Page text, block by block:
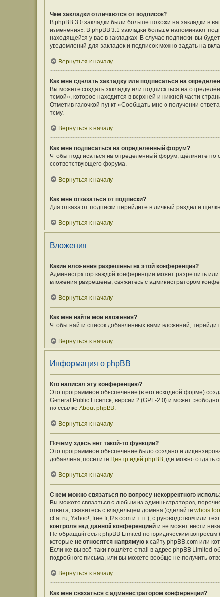
Чем закладки отличаются от подписок?
В phpBB 3.0 закладки были больше похожи на закладки в
изменениях. В phpBB 3.1 закладки больше напоминают
находящейся у вас в закладках. В случае подписки, вы
уведомлений для закладок и подписок можно задать на
Вернуться к началу
Как мне сделать закладку или подписаться на
Вы можете создать закладку или подписаться на
темой», которое находится в верхней и нижней части
Отметив галочкой пункт «Сообщать мне о получении
тему.
Вернуться к началу
Как мне подписаться на определённый форум?
Чтобы подписаться на определённый форум, щёлкните по
соответствующего форума.
Вернуться к началу
Как мне отказаться от подписки?
Для отказа от подписки перейдите в личный раздел и
Вернуться к началу
Вложения
Какие вложения разрешены на этой конференции?
Администратор каждой конференции может разрешить
вложения разрешены, свяжитесь с администратором
Вернуться к началу
Как мне найти мои вложения?
Чтобы найти список добавленных вами вложений,
Вернуться к началу
Информация о phpBB
Кто написал эту конференцию?
Это программное обеспечение (в его исходной форме)
General Public Licence, версии 2 (GPL-2.0) и может
по ссылке About phpBB.
Вернуться к началу
Почему здесь нет такой-то функции?
Это программное обеспечение было создано и
добавлена, посетите Центр идей phpBB, где можно отдать
Вернуться к началу
С кем можно связаться по вопросу некорректного
Вы можете связаться с любым из администраторов,
ответа, свяжитесь с владельцем домена (сделайте whois
chat.ru, Yahoo!, free.fr, f2s.com и т. п.), с руководством или
контроля над данной конференцией и не может нести
Не обращайтесь к phpBB Limited по юридическим вопросам
которые не относятся напрямую к сайту phpBB.com или
Если же вы всё-таки пошлёте email в адрес phpBB Limited
подробного письма, или вы можете вообще не получить
Вернуться к началу
Как мне связаться с администратором конференции?